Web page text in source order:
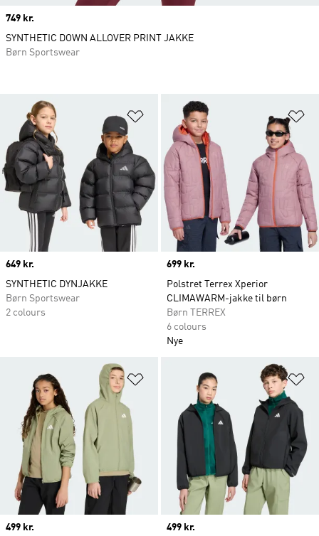
Føj til ønskeliste
Price
649 kr.
SYNTHETIC DYNJAKKE
Børn Sportswear
2 colours
Price
699 kr.
Polstret Terrex Xperior
CLIMAWARM-jakke til børn
Børn TERREX
6 colours
Nye
Føj til ønskeliste
Price
499 kr. Price
499 kr.
Price
749 kr.
SYNTHETIC DOWN ALLOVER PRINT JAKKE
Børn Sportswear